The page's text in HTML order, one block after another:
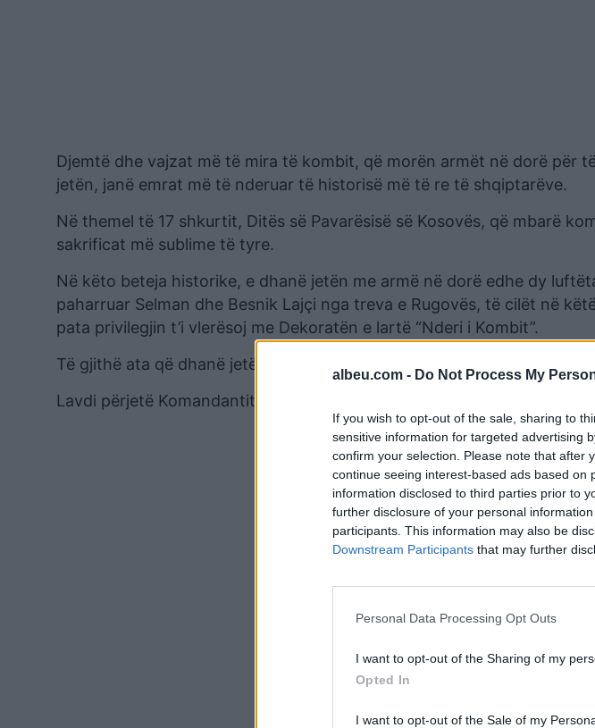
albeu.com - Do Not Process My
If you wish to opt-out of the sale, sharing to
sensitive information for targeted advertising
confirm your selection. Please note that after
continue seeing interest-based ads based
information disclosed to third parties prior to
further disclosure of your personal
participants. This information may also be
Downstream Participants that may further
Personal Data Processing Opt Outs
I want to opt-out of the Sharing of my
Opted In
I want to opt-out of the Sale of my
Djemtë dhe vajzat më të mira të kombit, që morën armët në dorë për
jetën, janë emrat më të nderuar të historisë më të re të shqiptarëve.
Në themel të 17 shkurtit, Ditës së Pavarësisë së Kosovës, që mbarë
sakrificat më sublime të tyre.
Në këto beteja historike, e dhanë jetën me armë në dorë edhe dy
paharruar Selman dhe Besnik Lajçi nga treva e Rugovës, të cilët në
pata privilegjin t’i vlerësoj me Dekoratën e lartë “Nderi i Kombit”.
Të gjithë ata që dhanë jetën për lirinë e Kosovës, meritojnë vlerësimin
Lavdi përjetë Komandantit legjendar të UÇK, Adem Jasharit dhe të